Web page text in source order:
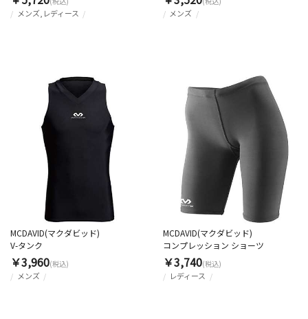
メンズ,レディース メンズ
メンズ
MCDAVID(マクダビッド)
V-タンク
￥3,960(税込)
レディース
MCDAVID(マクダビッド)
コンプレッション ショーツ
￥3,740(税込)